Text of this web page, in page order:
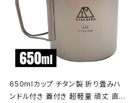
650mlカップ チタン製 折り畳みハ
ンドル付き 蓋付き 超軽量 頑丈 直火